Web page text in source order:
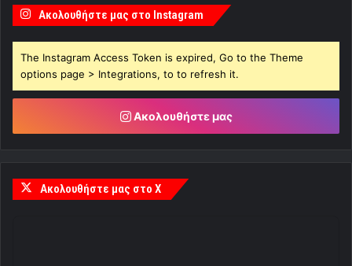
Ακολουθήστε μας στο Instagram
The Instagram Access Token is expired, Go to the Theme
options page > Integrations, to to refresh it.
Ακολουθήστε μας
Ακολουθήστε μας στο X